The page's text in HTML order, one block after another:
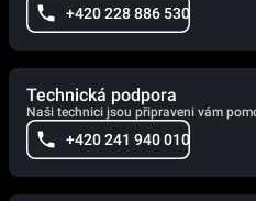
+420 228 886 530
Technická podpora
Naši technici jsou připraveni vám
+420 241 940 010